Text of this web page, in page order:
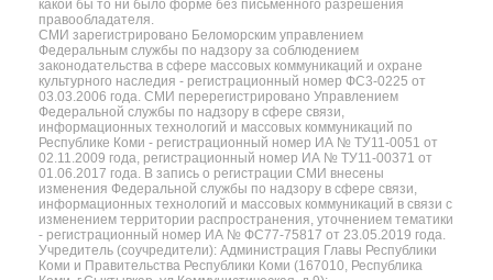
какой бы то ни было форме без письменного разрешения
правообладателя.
СМИ зарегистрировано Беломорским управлением
Федеральным службы по надзору за соблюдением
законодательства в сфере массовых коммуникаций и охране
культурного наследия - регистрационный номер ФС3-0225 от
03.03.2006 года. СМИ перерегистрировано Управлением
Федеральной службы по надзору в сфере связи,
информационных технологий и массовых коммуникаций по
Республике Коми - регистрационный номер ИА № ТУ11-0051 от
02.11.2009 года, регистрационный номер ИА № ТУ11-00371 от
01.06.2017 года. В запись о регистрации СМИ внесены
изменения Федеральной службы по надзору в сфере связи,
информационных технологий и массовых коммуникаций в связи с
изменением территории распространения, уточнением тематики
- регистрационный номер ИА № ФС77-75817 от 23.05.2019 года.
Учредитель (соучредители): Администрация Главы Республики
Коми и Правительства Республики Коми (167010, Республика